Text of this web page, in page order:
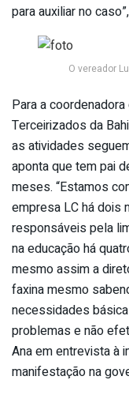
para auxiliar no
O vereador
Para a
Terceirizados da
as atividades
aponta que tem pai
meses. “Estamos
empresa LC há dois
responsáveis pela
na educação há
mesmo assim a
faxina mesmo
necessidades
problemas e não
Ana em entrevista à
manifestação na